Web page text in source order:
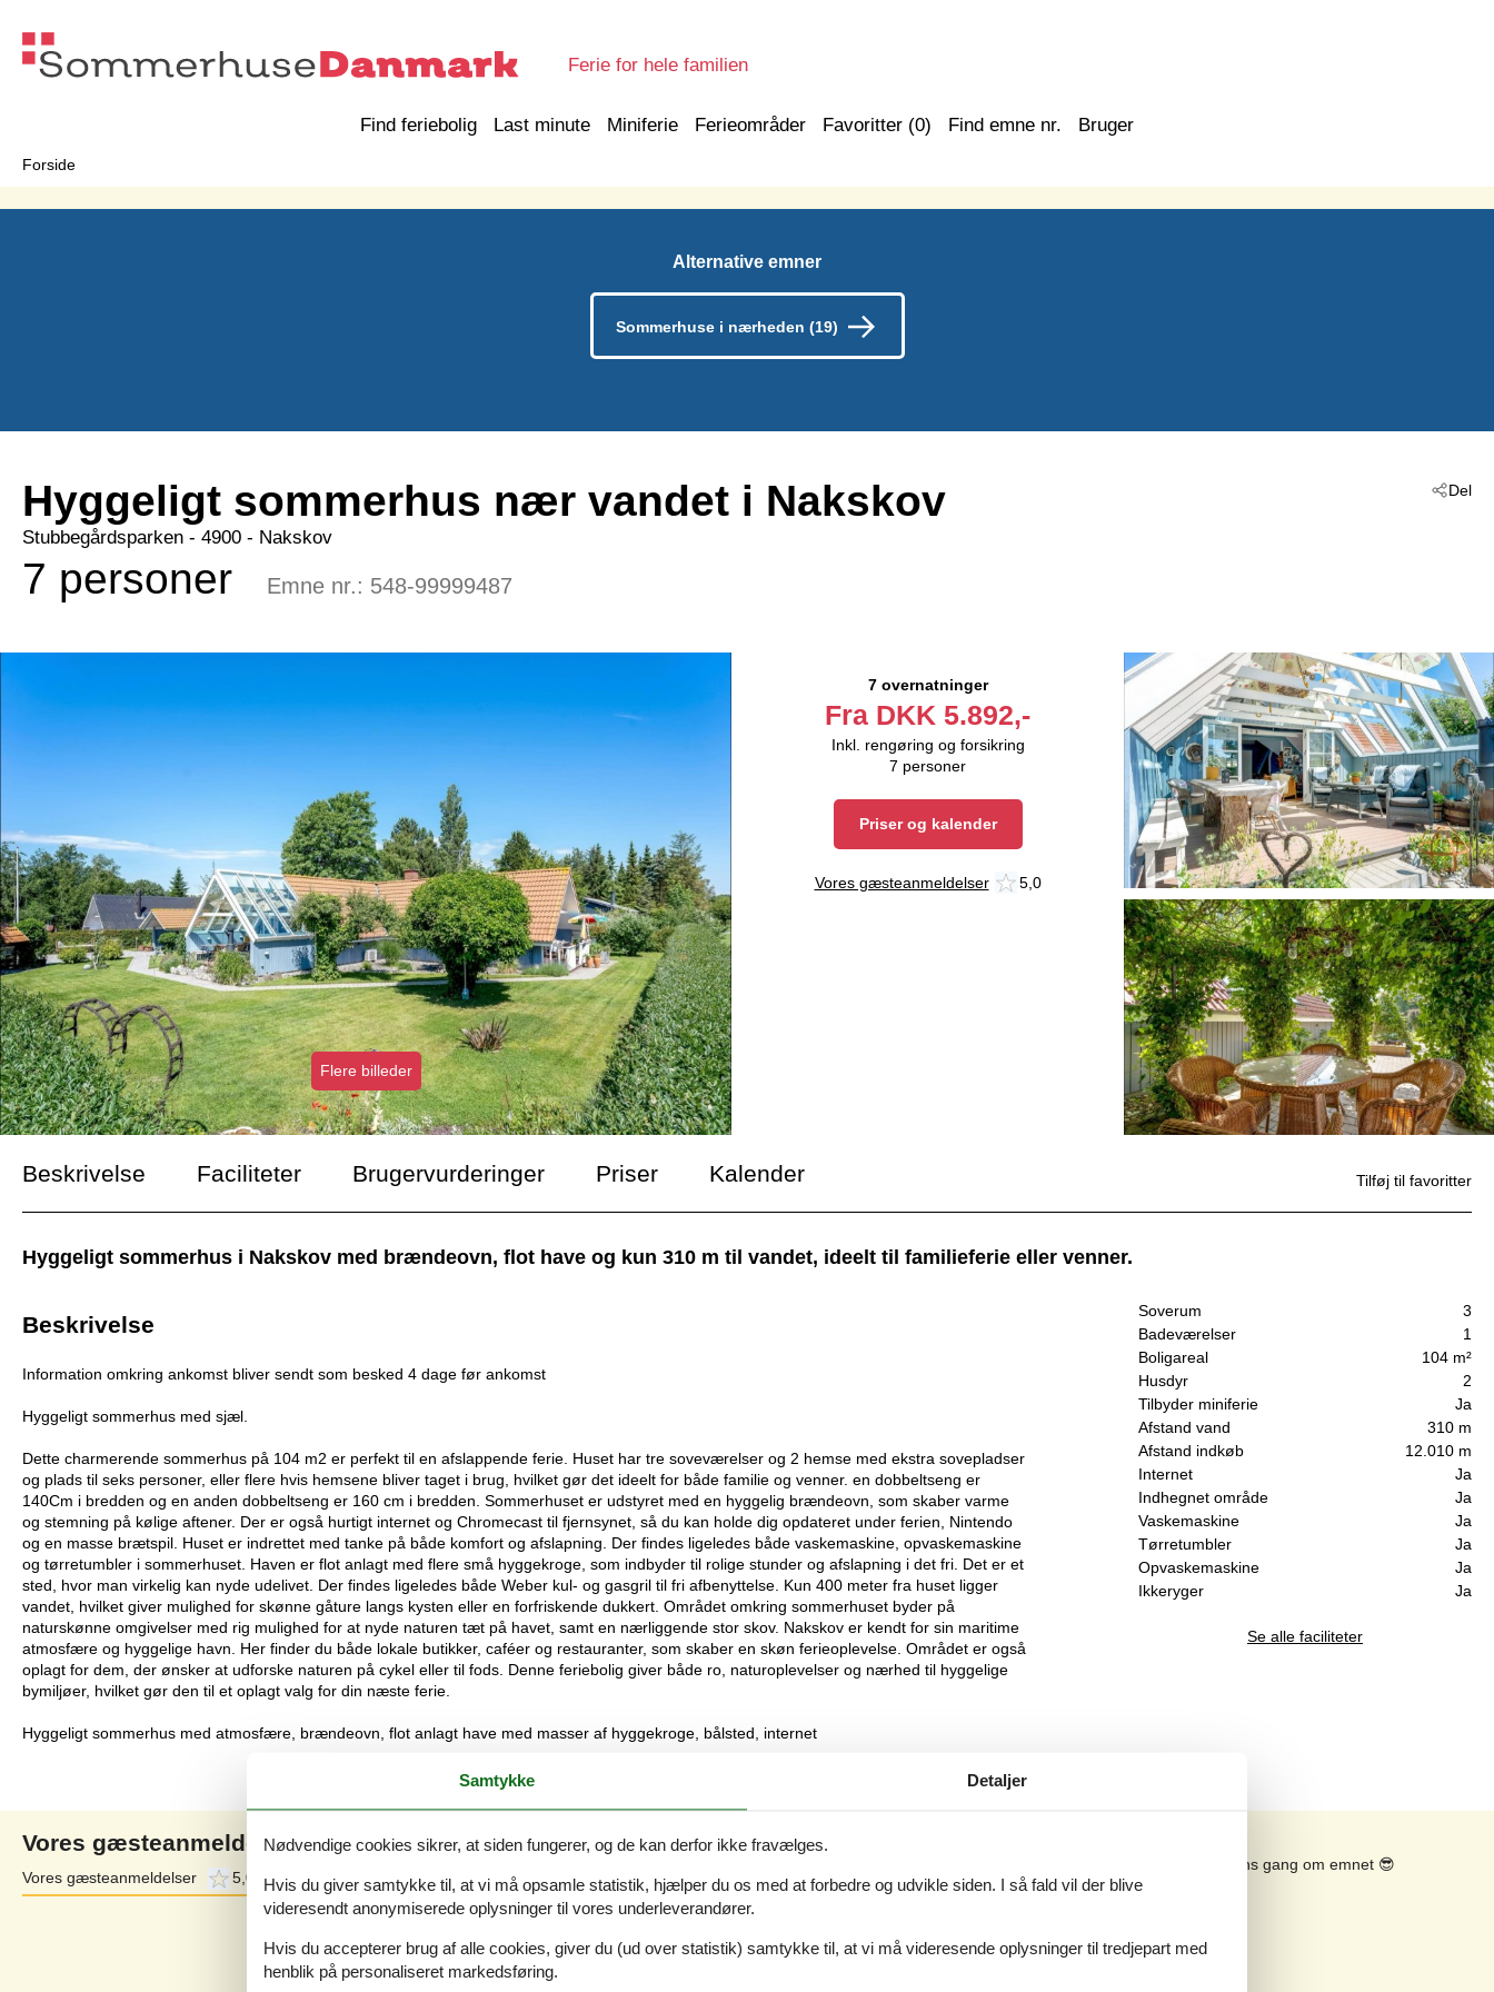
Ferie for hele familien
Find feriebolig Last minute Miniferie Ferieområder Favoritter (0) Find emne nr. Bruger
Forside
Alternative emner
Sommerhuse i nærheden (19)
Del
Hyggeligt sommerhus nær vandet i Nakskov
Stubbegårdsparken - 4900 - Nakskov
7 personer Emne nr.: 548-99999487
Flere billeder
7 overnatninger
Fra DKK 5.892,-
Inkl. rengøring og forsikring
7 personer
Priser og kalender
Vores gæsteanmeldelser 5,0
Beskrivelse Faciliteter Brugervurderinger Priser Kalender
Hyggeligt sommerhus i Nakskov med brændeovn, flot have og kun 310 m til vandet, ideelt til familieferie eller venner.
Soverum
3
Badeværelser
1
Boligareal
104 m²
Husdyr
2
Tilbyder miniferie
Ja
Afstand vand
310 m
Afstand indkøb
12.010 m
Internet
Ja
Indhegnet område
Ja
Vaskemaskine
Ja
Tørretumbler
Ja
Opvaskemaskine
Ja
Ikkeryger
Ja
Se alle faciliteter
Tilføj til favoritter
Beskrivelse
Information omkring ankomst bliver sendt som besked 4 dage før ankomst
Hyggeligt sommerhus med sjæl.
Dette charmerende sommerhus på 104 m2 er perfekt til en afslappende ferie. Huset har tre soveværelser og 2 hemse med ekstra sovepladser
og plads til seks personer, eller flere hvis hemsene bliver taget i brug, hvilket gør det ideelt for både familie og venner. en dobbeltseng er
140Cm i bredden og en anden dobbeltseng er 160 cm i bredden. Sommerhuset er udstyret med en hyggelig brændeovn, som skaber varme
og stemning på kølige aftener. Der er også hurtigt internet og Chromecast til fjernsynet, så du kan holde dig opdateret under ferien, Nintendo
og en masse brætspil. Huset er indrettet med tanke på både komfort og afslapning. Der findes ligeledes både vaskemaskine, opvaskemaskine
og tørretumbler i sommerhuset. Haven er flot anlagt med flere små hyggekroge, som indbyder til rolige stunder og afslapning i det fri. Det er et
sted, hvor man virkelig kan nyde udelivet. Der findes ligeledes både Weber kul- og gasgril til fri afbenyttelse. Kun 400 meter fra huset ligger
vandet, hvilket giver mulighed for skønne gåture langs kysten eller en forfriskende dukkert. Området omkring sommerhuset byder på
naturskønne omgivelser med rig mulighed for at nyde naturen tæt på havet, samt en nærliggende stor skov. Nakskov er kendt for sin maritime
atmosfære og hyggelige havn. Her finder du både lokale butikker, caféer og restauranter, som skaber en skøn ferieoplevelse. Området er også
oplagt for dem, der ønsker at udforske naturen på cykel eller til fods. Denne feriebolig giver både ro, naturoplevelser og nærhed til hyggelige
bymiljøer, hvilket gør den til et oplagt valg for din næste ferie.
Hyggeligt sommerhus med atmosfære, brændeovn, flot anlagt have med masser af hyggekroge, bålsted, internet
Vores gæsteanmeldelser
Vores gæsteanmeldelser 5,0 Eksterne anmeldelser 4,4
5,0 Baseret på1vurdering
Se solens gang om emnet 😎
Samtykke Detaljer
Nødvendige cookies sikrer, at siden fungerer, og de kan derfor ikke fravælges.
Hvis du giver samtykke til, at vi må opsamle statistik, hjælper du os med at forbedre og udvikle siden. I så fald vil der blive
videresendt anonymiserede oplysninger til vores underleverandører.
Hvis du accepterer brug af alle cookies, giver du (ud over statistik) samtykke til, at vi må videresende oplysninger til tredjepart med
henblik på personaliseret markedsføring.